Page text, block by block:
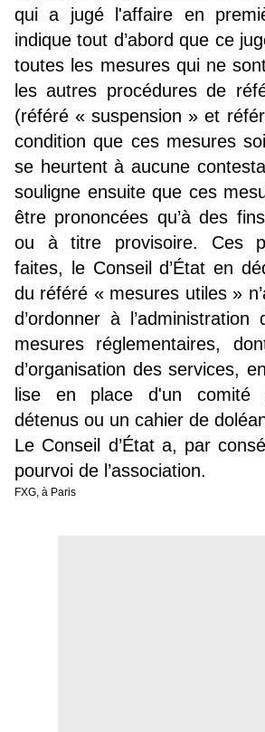
qui a jugé l'affaire en
indique tout d’abord que ce
toutes les mesures qui ne
les autres procédures de
(référé « suspension » et
condition que ces mesures
se heurtent à aucune
souligne ensuite que ces
être prononcées qu’à des
ou à titre provisoire. Ces
faites, le Conseil d’État en
du référé « mesures utiles »
d’ordonner à
mesures réglementaires,
d’organisation des services,
lise en place d'un comité
détenus ou un cahier de
Le Conseil d’État a, par
pourvoi de l’association.
FXG, à Paris